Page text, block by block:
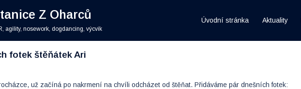
Z Oharců
agility, nosework, dogdancing, výcvik
Úvodní stránka Aktuality
fotek štěňátek Ari
už začíná po nakrmení na chvíli odcházet od štěňat. Přidáváme pár dnešních fotek: